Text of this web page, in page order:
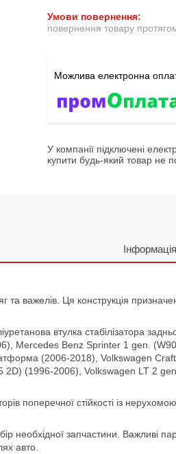
повернення товару
У компанії підключені
купити будь-який товар не
та важелів. Ця конструкція
втулка стабілізатора
Mercedes Benz Sprinter 1 gen.
(2006-2018), Volkswagen
(1996-2006), Volkswagen LT 2
поперечної стійкості із
необхідної запчастини. Важливі
авто.